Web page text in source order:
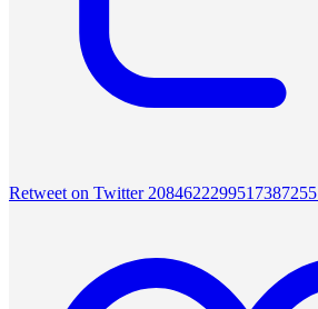
Retweet on Twitter 2084622299517387255